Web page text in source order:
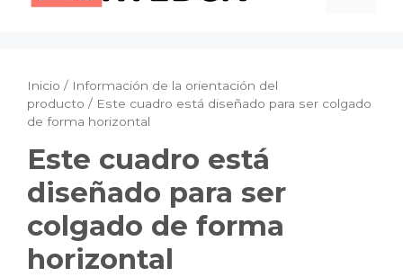
Inicio / Información de la orientación del
producto / Este cuadro está diseñado para ser colgado
de forma horizontal
Este cuadro está
diseñado para ser
colgado de forma
horizontal